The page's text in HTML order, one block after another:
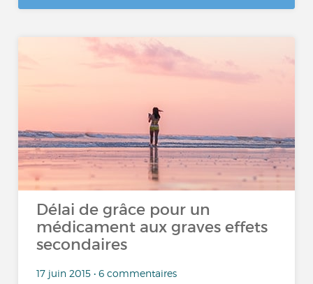
Délai de grâce pour un
médicament aux graves effets
secondaires
17 juin 2015 • 6 commentaires